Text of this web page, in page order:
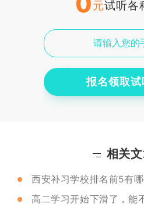
元试听各
报名领取
相关
西安补习学校排名前5有
高二学习开始下滑了，能